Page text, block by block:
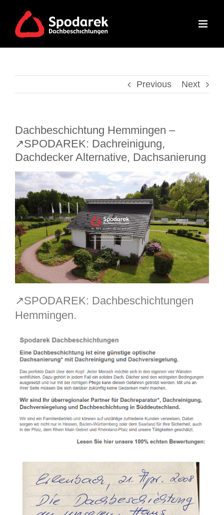
content
Previous Next
Dachbeschichtung Hemmingen –
↗️SPODAREK: Dachreinigung,
Dachdecker Alternative, Dachsanierung
↗️SPODAREK: Dachbeschichtungen
Hemmingen.